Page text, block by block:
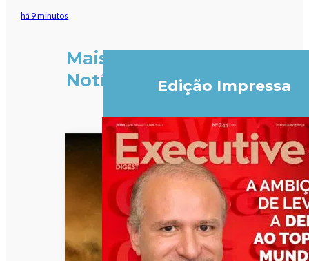
há 9 minutos
Mais
Notícias
Edição Impressa